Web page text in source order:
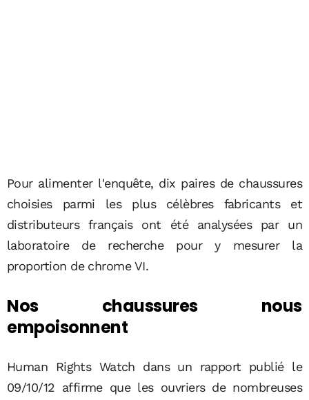
Pour alimenter l'enquête, dix paires de chaussures
choisies parmi les plus célèbres fabricants et
distributeurs français ont été analysées par un
laboratoire de recherche pour y mesurer la
proportion de chrome VI.
Nos chaussures nous
empoisonnent
Human Rights Watch dans un rapport publié le
09/10/12 affirme que les ouvriers de nombreuses